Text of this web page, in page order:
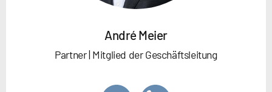
André Meier
Partner | Mitglied der Geschäftsleitung